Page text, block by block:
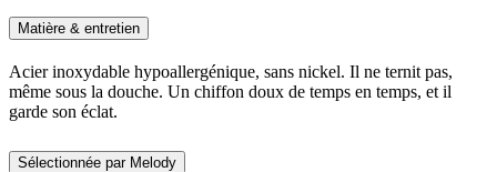
Matière & entretien
Acier inoxydable hypoallergénique, sans nickel. Il ne ternit pas,
même sous la douche. Un chiffon doux de temps en temps, et il
garde son éclat.
Sélectionnée par Melody